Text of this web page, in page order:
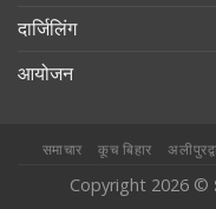
दार्जिलिंग
आयोजन
समाचार कूच बिहार
Copyright 2026 ©